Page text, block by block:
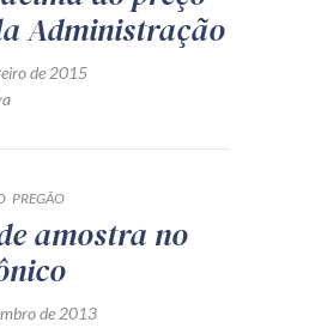
Administração
de 2015
PREGÃO
amostra no
de 2013